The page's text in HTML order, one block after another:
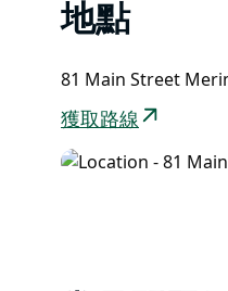
地點
81 Main Street
獲取路線